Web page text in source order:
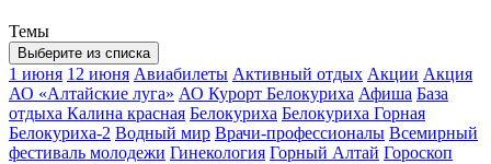
Темы
Выберите из списка
1 июня 12 июня Авиабилеты Активный отдых Акции Акция
АО «Алтайские луга» АО Курорт Белокуриха Афиша База
отдыха Калина красная Белокуриха Белокуриха Горная
Белокуриха-2 Водный мир Врачи-профессионалы Всемирный
фестиваль молодежи Гинекология Горный Алтай Гороскоп